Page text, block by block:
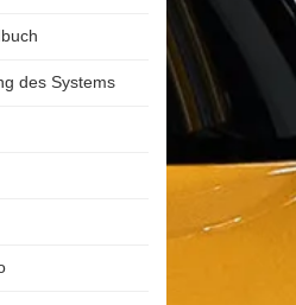
des Systems